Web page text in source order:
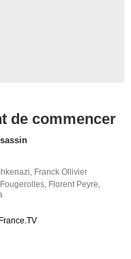
de commencer
, Franck Ollivier
, Florent Peyre,